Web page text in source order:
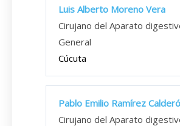
Luis Alberto Moreno Vera
Cirujano del Aparato
General
Cúcuta
Pablo Emilio Ramírez
Cirujano del Aparato